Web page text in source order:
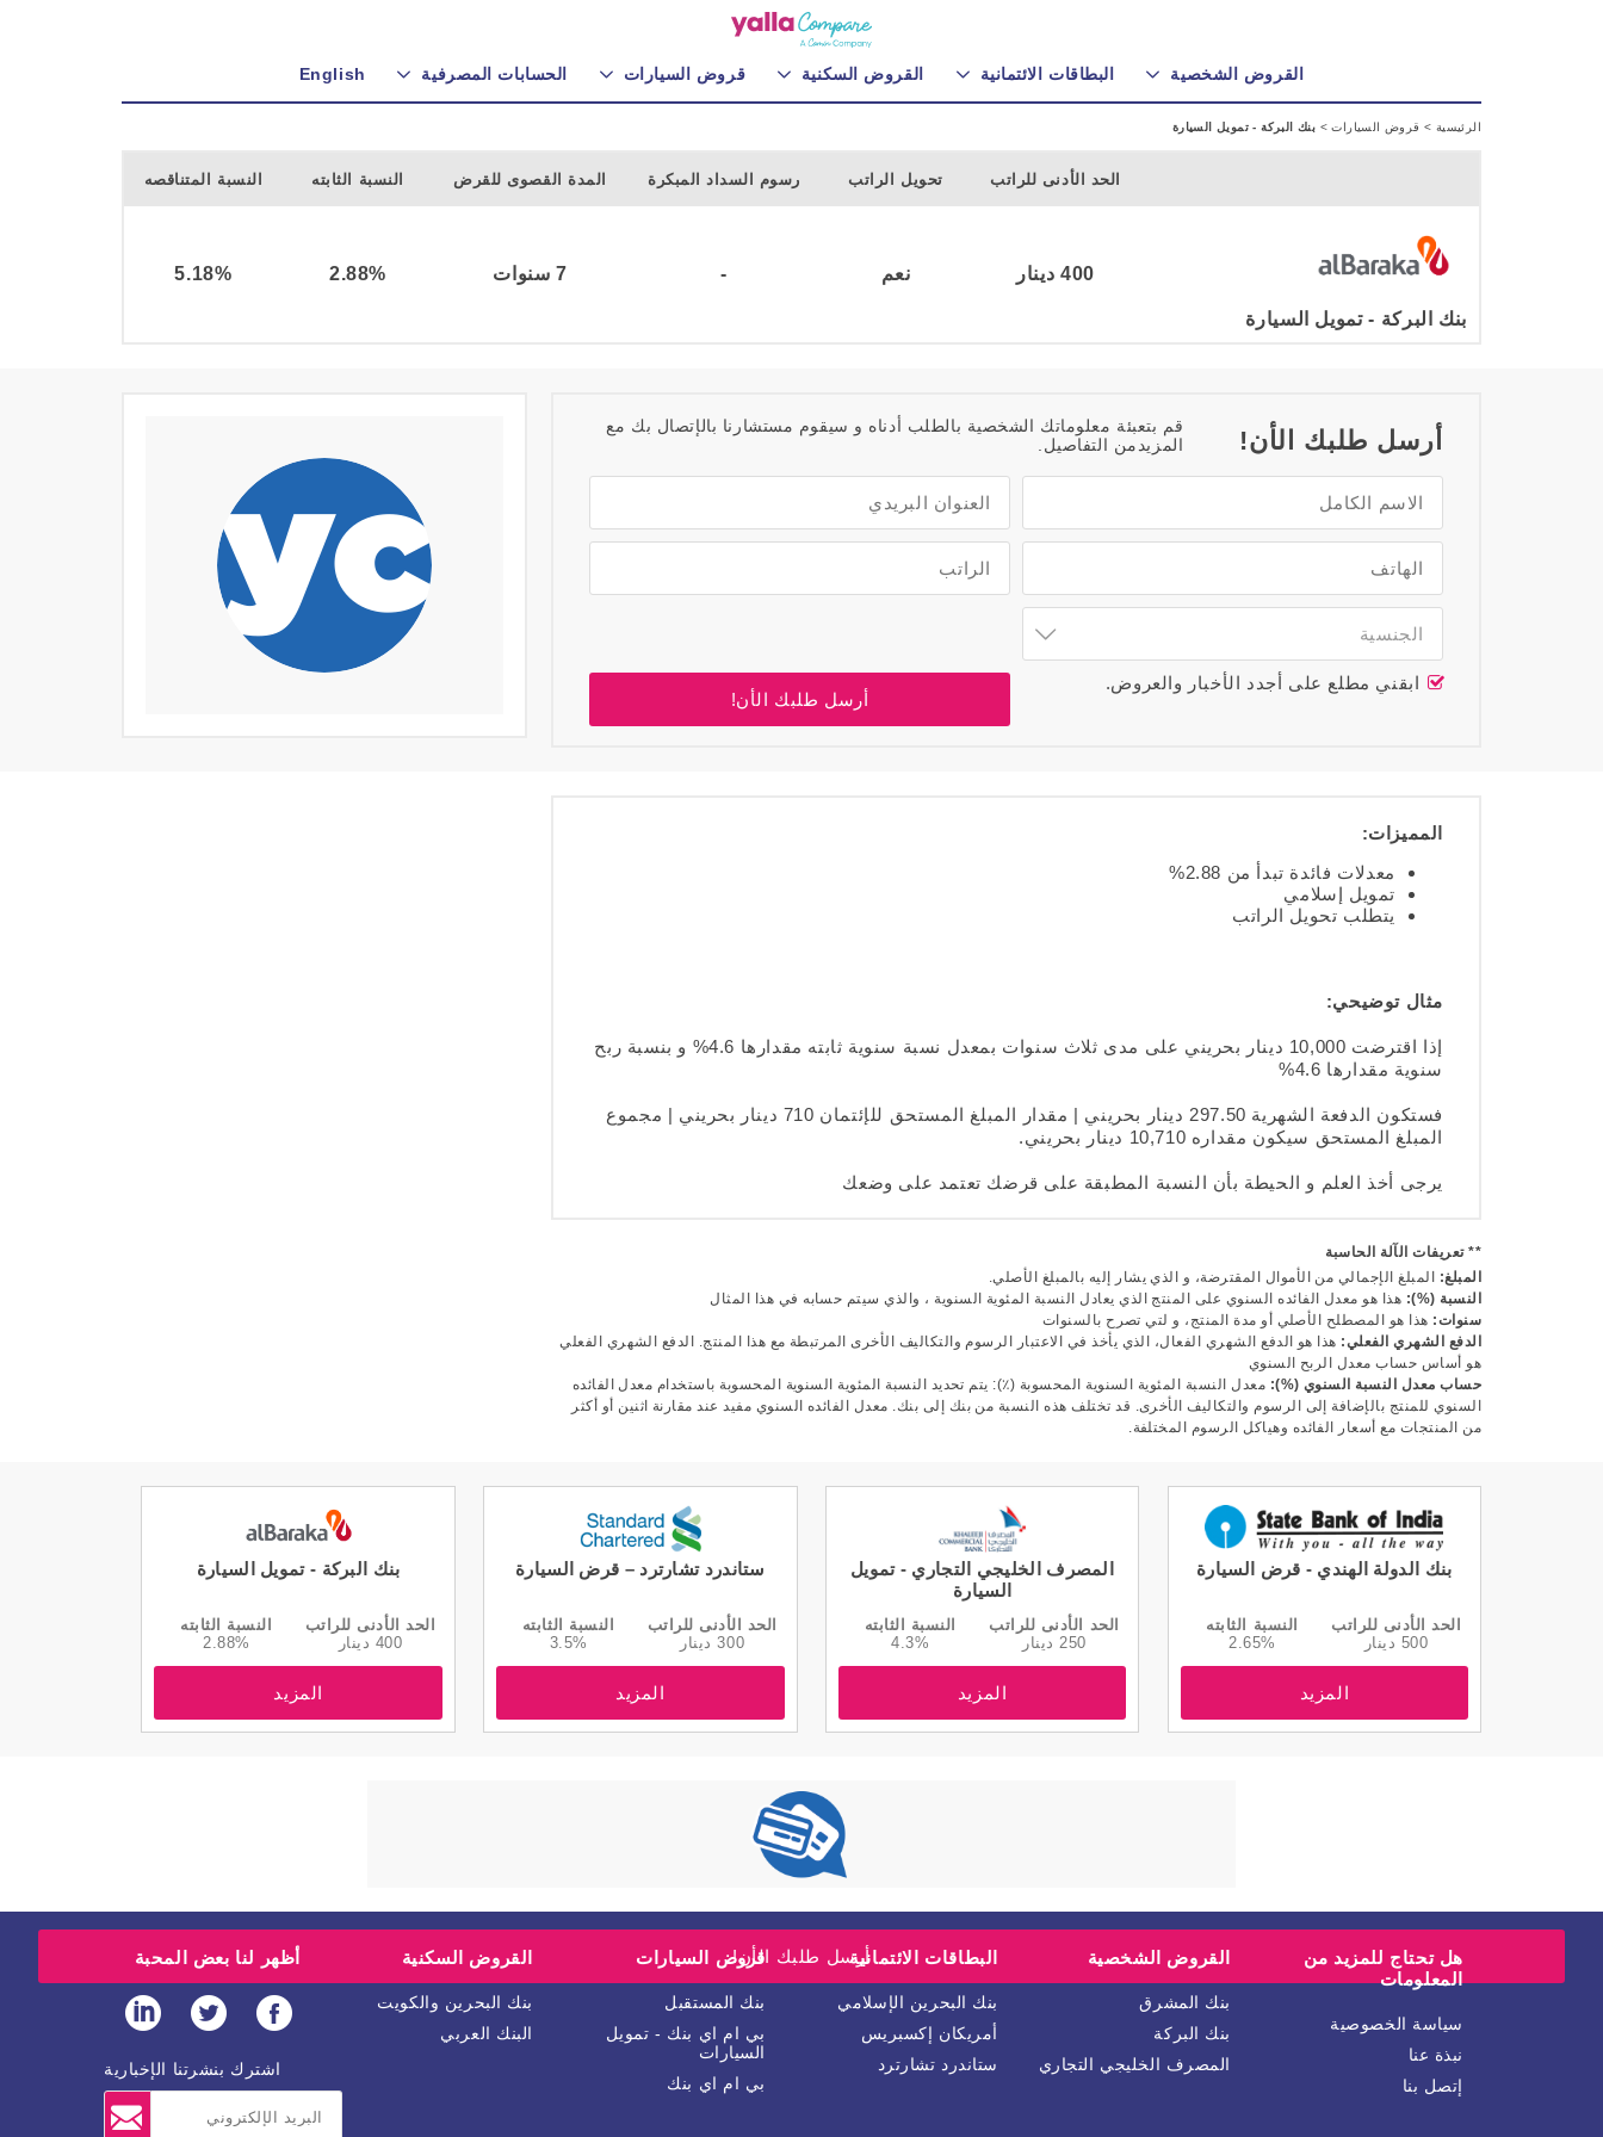
القروض الشخصية البطاقات الائتمانية القروض السكنية قروض السيارات الحسابات المصرفية English
الرئيسية > قروض السيارات> بنك البركة - تمويل السيارة
الحد الأدنى للراتب تحويل الراتب رسوم السداد المبكرة المدة القصوى للقرض النسبة الثابته النسبة المتناقصه
بنك البركة - تمويل السيارة
400 دينار نعم - 7 سنوات 2.88%
5.18%
أرسل طلبك الأن!
قم بتعبئة معلوماتك الشخصية بالطلب أدناه و سيقوم مستشارنا بالإتصال بك مع
المزيدمن التفاصيل.
الجنسية
ابقني مطلع على أجدد الأخبار والعروض.
أرسل طلبك الأن!
المميزات:
معدلات فائدة تبدأ من 2.88%
تمويل إسلامي
يتطلب تحويل الراتب
مثال توضيحي:
إذا اقترضت 10,000 دينار بحريني على مدى ثلاث سنوات بمعدل نسبة سنوية ثابته مقدارها 4.6% و بنسبة ربح
سنوية مقدارها 4.6%
فستكون الدفعة الشهرية 297.50 دينار بحريني | مقدار المبلغ المستحق للإئتمان 710 دينار بحريني | مجموع
المبلغ المستحق سيكون مقداره 10,710 دينار بحريني.
يرجى أخذ العلم و الحيطة بأن النسبة المطبقة على قرضك تعتمد على وضعك
** تعريفات الآلة الحاسبة
المبلغ: المبلغ الإجمالي من الأموال المقترضة، و الذي يشار إليه بالمبلغ الأصلي.
النسبة (%): هذا هو معدل الفائده السنوي على المنتج الذي يعادل النسبة المئوية السنوية ، والذي سيتم حسابه في هذا المثال
سنوات: هذا هو المصطلح الأصلي أو مدة المنتج، و لتي تصرح بالسنوات
الدفع الشهري الفعلي: هذا هو الدفع الشهري الفعال، الذي يأخذ في الاعتبار الرسوم والتكاليف الأخرى المرتبطة مع هذا المنتج. الدفع الشهري الفعلي
هو أساس حساب معدل الربح السنوي
حساب معدل النسبة السنوي (%): معدل النسبة المئوية السنوية المحسوبة (٪): يتم تحديد النسبة المئوية السنوية المحسوبة باستخدام معدل الفائده
السنوي للمنتج بالإضافة إلى الرسوم والتكاليف الأخرى. قد تختلف هذه النسبة من بنك إلى بنك. معدل الفائده السنوي مفيد عند مقارنة اثنين أو أكثر
من المنتجات مع أسعار الفائده وهياكل الرسوم المختلفة.
بنك الدولة الهندي - قرض السيارة
الحد الأدنى للراتب
500 دينار
النسبة الثابته
2.65%
المزيد
المصرف الخليجي التجاري - تمويل
السيارة
الحد الأدنى للراتب
250 دينار
النسبة الثابته
4.3%
المزيد
ستاندرد تشارترد – قرض السيارة
الحد الأدنى للراتب
300 دينار
النسبة الثابته
3.5%
المزيد
بنك البركة - تمويل السيارة
الحد الأدنى للراتب
400 دينار
النسبة الثابته
2.88%
المزيد
أرسل طلبك الأن!
هل تحتاج للمزيد من
المعلومات
سياسة الخصوصية
نبذة عنا
إتصل بنا
القروض الشخصية
بنك المشرق
بنك البركة
المصرف الخليجي التجاري
البطاقات الائتمانية
بنك البحرين الإسلامي
أمريكان إكسبريس
ستاندرد تشارترد
قروض السيارات
بنك المستقبل
بي ام اي بنك - تمويل
السيارات
بي ام اي بنك
القروض السكنية
بنك البحرين والكويت
البنك العربي
أظهر لنا بعض المحبة
اشترك بنشرتنا الإخبارية